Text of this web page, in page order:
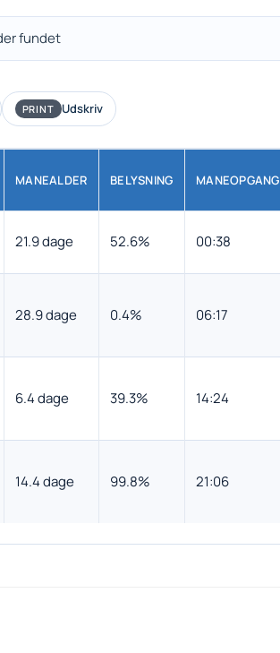
fundet
PRINT Udskriv
MANEALDER BELYSNING MANEOPGANG
21.9 dage 52.6% 00:38
28.9 dage 0.4% 06:17
6.4 dage 39.3% 14:24
14.4 dage 99.8% 21:06